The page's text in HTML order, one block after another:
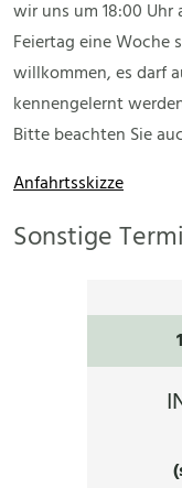
wir uns um 18:00
Feiertag eine Woche
willkommen, es darf
kennengelernt
Bitte beachten Sie
Anfahrtsskizze
Sonstige